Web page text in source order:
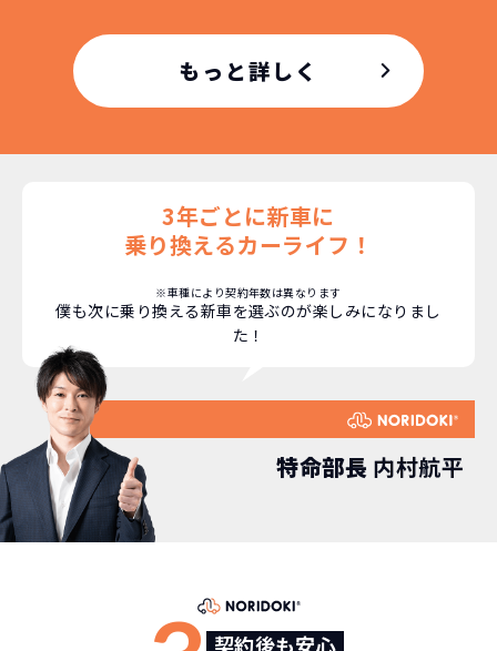
ジョイカルジャパンが今まで培ってきた
日本全国・世界中の流通ネットワークと
価設定」を実現しました。
格設定が可能となりました。
お車を返却いただく
必要があるため
通常のカーリースの場合、そのまま継続
して乗るか、購入するかなどを選べます。
ず返却していただくことを前提とするこ
とで「超低価格」を実現しています。
契約リスクが少ない
できます。急な引っ越し、転勤、家族が増
えるなど。その時その時の状況に合わせ
た車を選べるっていいとおもいません
か？
車はだいたい３年くらいで飽きると言わ
用｣や「各種税金」は車両本体以外にかか
ります。
これらの費用がコミコミの料金です。
継続的にかかる費用が
維持にかかる、毎年の｢自動車税｣はコミ
コミ。3年契約なので通常車検時にかかる
｢自動車重量税｣、｢自賠責保険料｣「整備
料」などが不要となります。
もっと詳しく
3年ごとに新車に
乗り換えるカーライフ！
※車種により契約年数は異なります
僕も次に乗り換える新車を選ぶのが楽しみになりまし
た！
特命部長 内村航平
契約後も安心